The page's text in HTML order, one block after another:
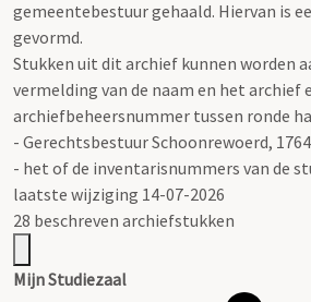
gemeentebestuur gehaald. Hiervan is
gevormd.
Stukken uit dit archief kunnen worden
vermelding van de naam en het archief
archiefbeheersnummer tussen ronde
- Gerechtsbestuur Schoonrewoerd,
- het of de inventarisnummers van de
laatste wijziging 14-07-2026
28 beschreven archiefstukken
Mijn Studiezaal